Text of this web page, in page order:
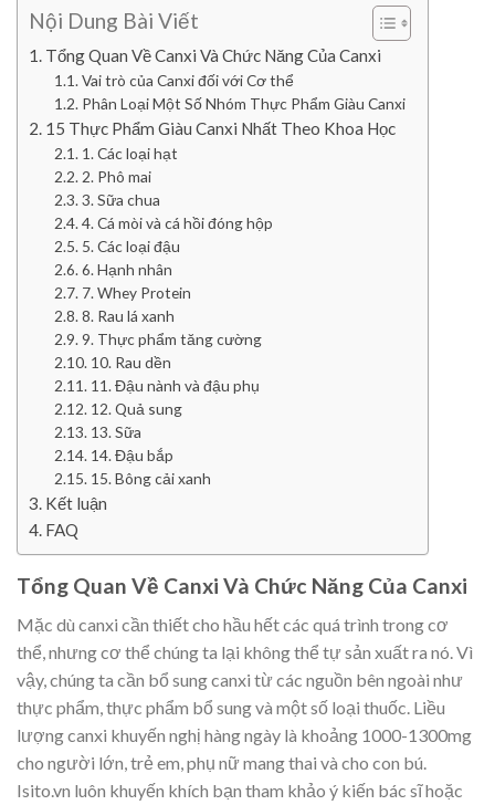
Nội Dung Bài Viết
Tổng Quan Về Canxi Và Chức Năng Của Canxi
Vai trò của Canxi đối với Cơ thể
Phân Loại Một Số Nhóm Thực Phẩm Giàu Canxi
15 Thực Phẩm Giàu Canxi Nhất Theo Khoa Học
1. Các loại hạt
2. Phô mai
3. Sữa chua
4. Cá mòi và cá hồi đóng hộp
5. Các loại đậu
6. Hạnh nhân
7. Whey Protein
8. Rau lá xanh
9. Thực phẩm tăng cường
10. Rau dền
11. Đậu nành và đậu phụ
12. Quả sung
13. Sữa
14. Đậu bắp
15. Bông cải xanh
Kết luận
FAQ
Tổng Quan Về Canxi Và Chức Năng Của Canxi
Mặc dù canxi cần thiết cho hầu hết các quá trình trong cơ
thể, nhưng cơ thể chúng ta lại không thể tự sản xuất ra nó. Vì
vậy, chúng ta cần bổ sung canxi từ các nguồn bên ngoài như
thực phẩm, thực phẩm bổ sung và một số loại thuốc. Liều
lượng canxi khuyến nghị hàng ngày là khoảng 1000-1300mg
cho người lớn, trẻ em, phụ nữ mang thai và cho con bú.
Isito.vn luôn khuyến khích bạn tham khảo ý kiến bác sĩ hoặc